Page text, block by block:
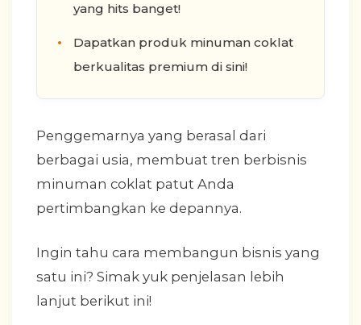
yang hits banget!
Dapatkan produk minuman coklat
berkualitas premium di sini!
Penggemarnya yang berasal dari
berbagai usia, membuat tren berbisnis
minuman coklat patut Anda
pertimbangkan ke depannya.
Ingin tahu cara membangun bisnis yang
satu ini? Simak yuk penjelasan lebih
lanjut berikut ini!